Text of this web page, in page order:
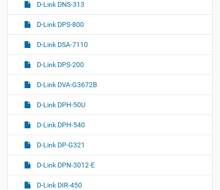
D-Link DNS-313
D-Link DPS-800
D-Link DSA-7110
D-Link DPS-200
D-Link DVA-G3672B
D-Link DPH-50U
D-Link DPH-540
D-Link DP-G321
D-Link DPN-3012-E
D-Link DIR-450